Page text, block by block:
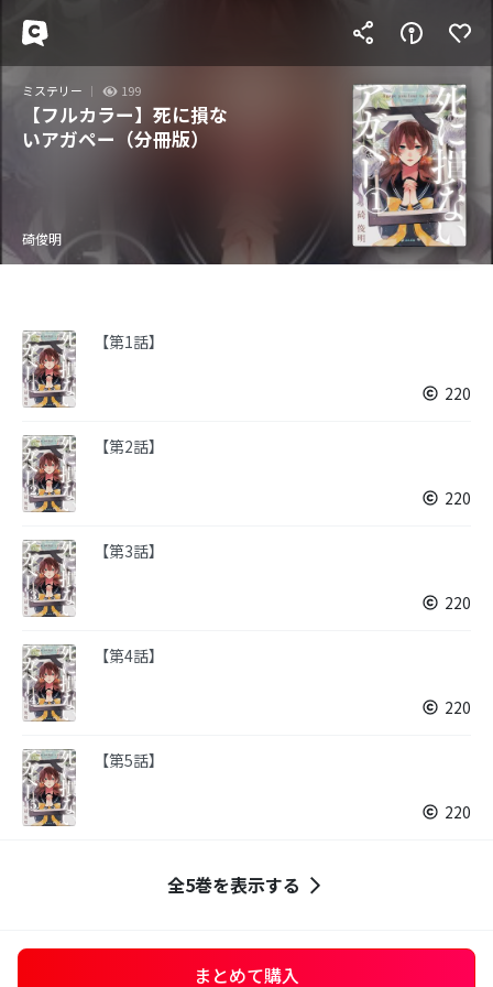
ミステリー 199
【フルカラー】死に損な
いアガペー（分冊版）
碕俊明
【第1話】
220
【第2話】
220
【第3話】
220
【第4話】
220
【第5話】
220
全5巻を表示する
まとめて購入